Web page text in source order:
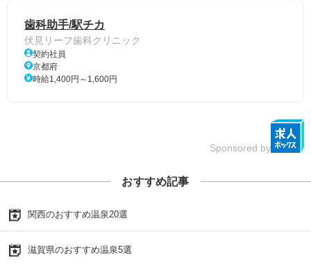
歯科助手/駅チカ
伏見リーフ歯科クリニック
契約社員
京都府
時給1,400円～1,600円
Sponsored by
おすすめ記事
関西のおすすめ温泉20選
滋賀県のおすすめ温泉5選